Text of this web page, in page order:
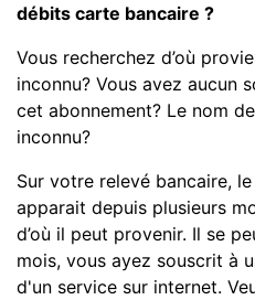
débits carte bancaire ?
Vous recherchez d’où
inconnu? Vous avez aucun
cet abonnement? Le nom
inconnu?
Sur votre relevé bancaire,
apparait depuis plusieurs
d’où il peut provenir. Il se
mois, vous ayez souscrit à
d'un service sur internet.